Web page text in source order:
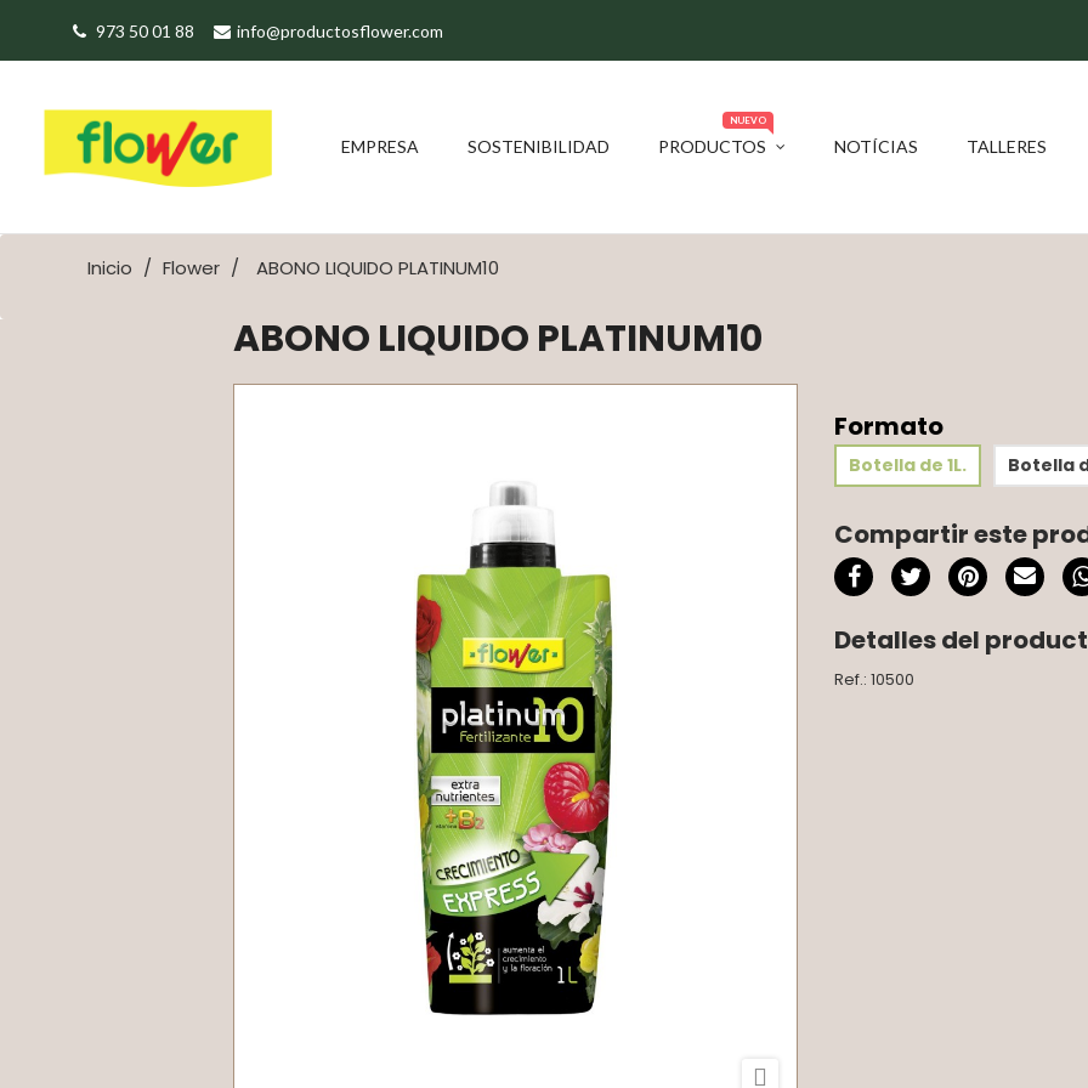
973 50 01 88 info@productosflower.com
EMPRESA SOSTENIBILIDAD PRODUCTOS
NUEVO
NOTÍCIAS TALLERES
Inicio Flower ABONO LIQUIDO PLATINUM10
ABONO LIQUIDO PLATINUM10

Formato
Botella de 1L. Botella
Compartir este
Detalles del
Ref.: 10500